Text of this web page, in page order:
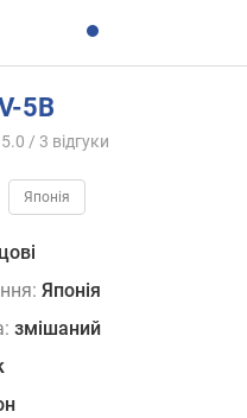
5B
5.0 / 3 відгуки
Японія
Японія
змішаний